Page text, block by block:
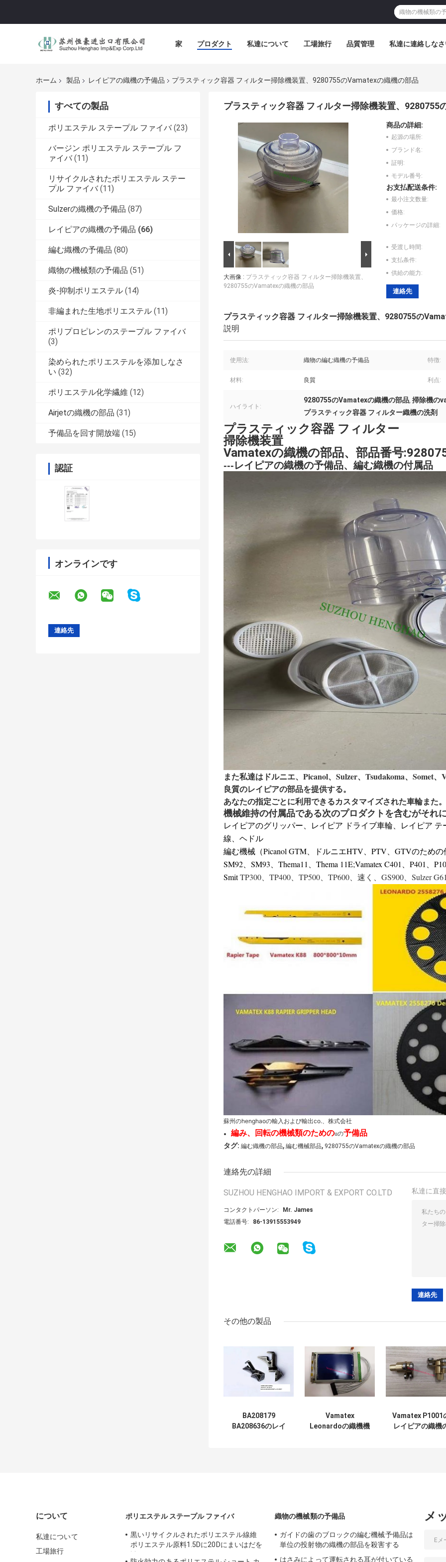
家 プロダクト 私達について 工場旅行 品質管理 私達に連絡しな
ホーム 製品 レイピアの織機の予備品 プラスティック容器 フィルター掃除機装置、9280755のVamatexの織機の部品
すべての製品
ポリエステル ステープル ファイバ (23)
バージン ポリエステル ステープル フ
ァイバ (11)
リサイクルされたポリエステル ステー
プル ファイバ (11)
Sulzerの織機の予備品 (87)
レイピアの織機の予備品 (66)
編む織機の予備品 (80)
織物の機械類の予備品 (51)
炎-抑制ポリエステル (14)
非編まれた生地ポリエステル (11)
ポリプロピレンのステープル ファイバ
(3)
染められたポリエステルを添加しなさ
い (32)
ポリエステル化学繊維 (12)
Airjetの織機の部品 (31)
予備品を回す開放端 (15)
認証
オンラインです
プラスティック容器 フィルター掃除機装置、9280755
大画像 : プラスティック容器 フィルター掃除機装置、
9280755のVamatexの織機の部品
商品の詳細:
起源の場所:
ブランド名:
証明:
モデル番号:
お支払配送条件:
最小注文数量:
価格:
パッケージの詳細:
受渡し時間:
支払条件:
供給の能力:
連絡先
プラスティック容器 フィルター掃除機装置、9280755の
説明
使用法: 織物の編む織機の予備品 特徴:
材料: 良質 利点:
ハイライト:
9280755のVamatexの織機の部品, 掃除機の
プラスティック容器 フィルター織機の洗剤
プラスティック容器 フィルター
掃除機装置
Vamatexの織機の部品、部品番号
---レイピアの織機の予備品、編む織機の付属品
また私達はドルニエ、Picanol、Sulzer、Tsudakoma、Somet
良質のレイピアの部品を提供する。
あなたの指定ごとに利用できるカスタマイズされた車輪また。
機械維持の付属品である次のプロダクトを含むがそれ
レイピアのグリッパー、レイピア ドライブ車輪、レイピア
線、ヘドル
編む機械（Picanol GTM、ドルニエHTV、PTV、GTVのための
SM92、SM93、Thema11、Thema 11E;Vamatex C401、P401、
SmitTP300、TP400、TP500、TP600、速く、GS900、Sulzer
蘇州のhenghaoの輸入および輸出co.、株式会社
編み、回転の機械類のためのuの予備品
タグ: 編む織機の部品, 編む機械部品, 9280755のVamatexの織機の部品
連絡先の詳細
SUZHOU HENGHAO IMPORT & EXPORT CO.LTD
コンタクトパーソン:
Mr. James
電話番号:
86-13915553949
私達に直
その他の製品
BA208179
BA208636のレイ
Vamatex
Leonardoの織機機
Vamatex P1001
レイピアの織機
について
私達について
工場旅行
ポリエステル ステープル ファイバ
黒いリサイクルされたポリエステル線維
ポリエステル原料1.5Dに20Dにまいはだを
織物の機械類の予備品
ガイドの歯のブロックの編む機械予備品は
単位の投射物の織機の部品を殺害する
はさみによって運転される耳が付いている
メ